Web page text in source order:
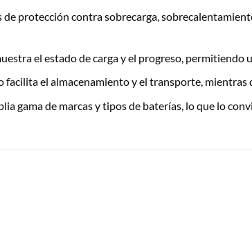
protección contra sobrecarga,
el estado de carga y el progreso, permitiendo
facilita el almacenamiento y el transporte,
gama de marcas y tipos de baterías, lo que lo